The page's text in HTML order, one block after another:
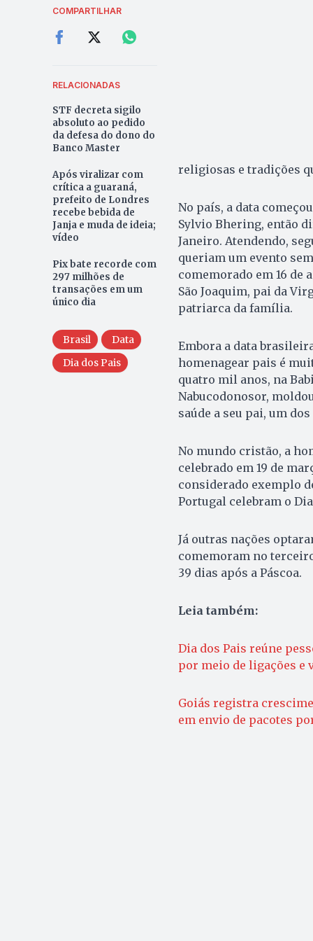
COMPARTILHAR
RELACIONADAS
STF decreta sigilo
absoluto ao pedido
da defesa do dono do
Banco Master
Após viralizar com
crítica a guaraná,
prefeito de Londres
recebe bebida de
Janja e muda de ideia;
vídeo
Pix bate recorde com
297 milhões de
transações em um
único dia
Brasil
Data
Dia dos Pais
religiosas e tradições
No país, a data
Sylvio Bhering, então
Janeiro. Atendendo,
queriam um evento
comemorado em 16 de
São Joaquim, pai da
patriarca da família.
Embora a data
homenagear pais é
quatro mil anos, na
Nabucodonosor,
saúde a seu pai, um
No mundo cristão, a
celebrado em 19 de
considerado exemplo
Portugal celebram o
Já outras nações
comemoram no
39 dias após a Páscoa.
Leia também:
Dia dos Pais reúne
por meio de ligações e
Goiás registra
em envio de pacotes